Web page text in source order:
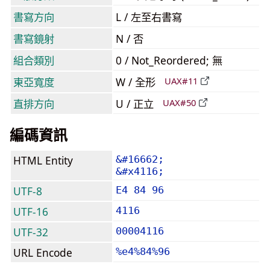
書寫方向
L / 左至右書寫
書寫鏡射
N / 否
組合類別
0 / Not_Reordered; 無
東亞寬度
W / 全形 UAX#11
直排方向 U / 正立 UAX#50
編碼資訊
HTML Entity
&#16662;
&#x4116;
UTF-8 E4 84 96
UTF-16 4116
UTF-32 00004116
URL Encode %e4%84%96